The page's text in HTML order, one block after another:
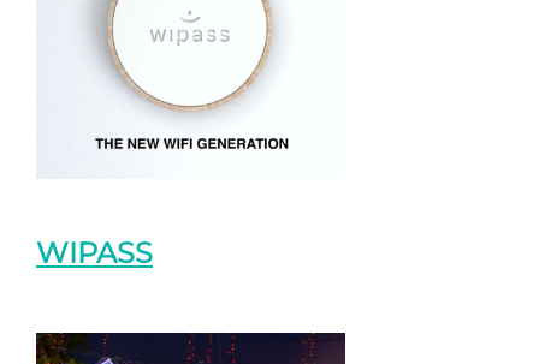
WIPASS